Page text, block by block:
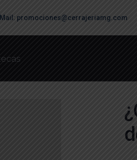
Mail: promociones@cerrajeriamg.com